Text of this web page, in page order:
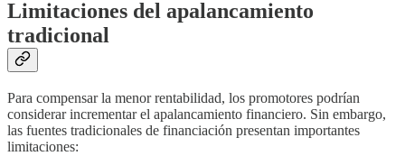
Limitaciones del apalancamiento
tradicional
Para compensar la menor rentabilidad, los promotores podrían
considerar incrementar el apalancamiento financiero. Sin embargo,
las fuentes tradicionales de financiación presentan importantes
limitaciones: